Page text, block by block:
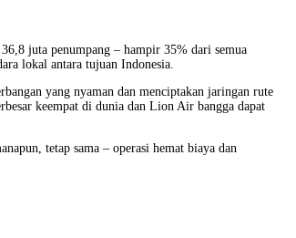
juta penumpang – hampir 35% dari semua
lokal antara tujuan Indonesia.
yang nyaman dan menciptakan jaringan rute
keempat di dunia dan Lion Air bangga dapat
tetap sama – operasi hemat biaya dan